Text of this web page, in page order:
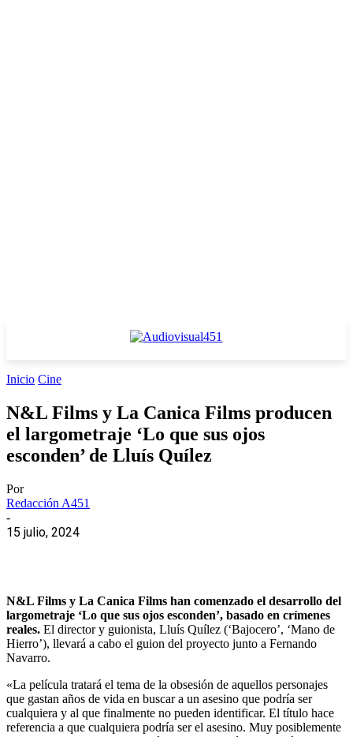
Inicio Cine
N&L Films y La Canica Films producen
el largometraje ‘Lo que sus ojos
esconden’ de Lluís Quílez
Por
Redacción A451
-
15 julio, 2024
N&L Films y La Canica Films han comenzado el desarrollo del
largometraje ‘Lo que sus ojos esconden’, basado en crímenes
reales. El director y guionista, Lluís Quílez (‘Bajocero’, ‘Mano de
Hierro’), llevará a cabo el guion del proyecto junto a Fernando
Navarro.
«La película tratará el tema de la obsesión de aquellos personajes
que gastan años de vida en buscar a un asesino que podría ser
cualquiera y al que finalmente no pueden identificar. El título hace
referencia a que cualquiera podría ser el asesino. Muy posiblemente